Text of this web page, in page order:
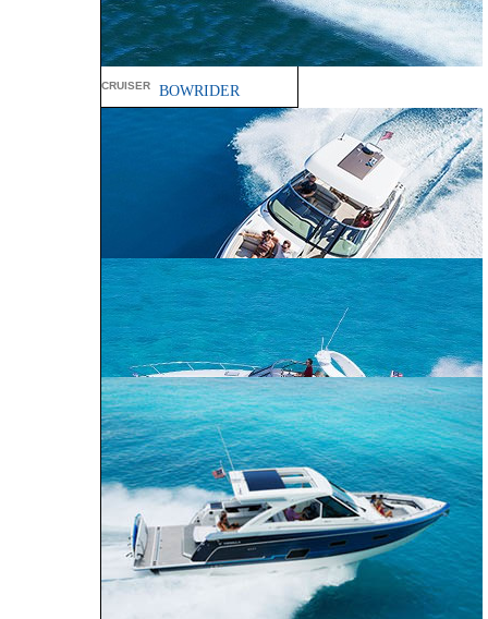
PERFORMANCE
CRUISER BOWRIDER
290 Bowrider
270 Bowrider
310 Bowrider
CROSSOVER BOWRIDER
330 Crossover
Bowrider
SUN SPORT